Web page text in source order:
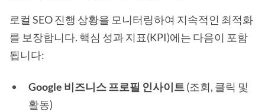
로컬 SEO 진행 상황을 모니터링하여 지속적인 최적화
를 보장합니다. 핵심 성과 지표(KPI)에는 다음이 포함
됩니다:
Google 비즈니스 프로필 인사이트(조회, 클릭 및
활동)